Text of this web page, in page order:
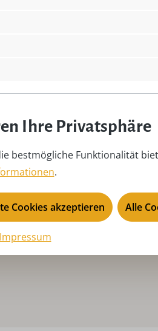
Ihre Privatsphäre
bestmögliche Funktionalität
.
Cookies akzeptieren Alle